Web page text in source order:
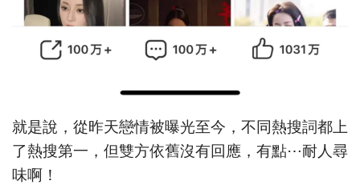
就是說，從昨天戀情被曝光至今，不同熱搜詞都上
了熱搜第一，但雙方依舊沒有回應，有點⋯耐人尋
味啊！